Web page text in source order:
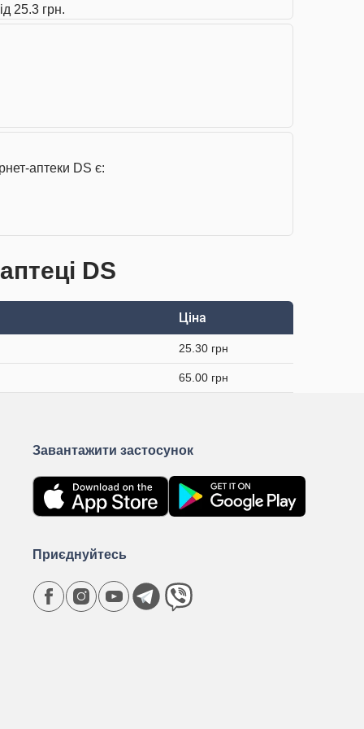
25.3 грн.
аптеки DS є:
DS
Ціна
25.30 грн
65.00 грн
Завантажити застосунок
Приєднуйтесь